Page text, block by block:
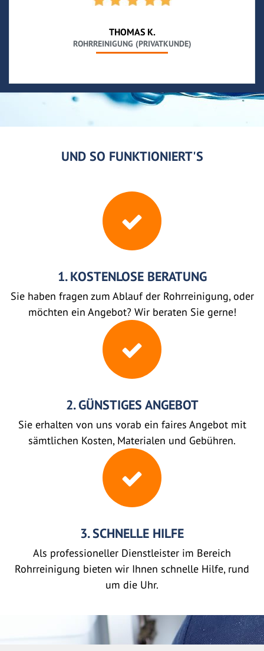
THOMAS K.
ROHRREINIGUNG (PRIVATKUNDE)
UND SO FUNKTIONIERT'S
1. KOSTENLOSE BERATUNG
Sie haben fragen zum Ablauf der Rohrreinigung, oder
möchten ein Angebot? Wir beraten Sie gerne!
2. GÜNSTIGES ANGEBOT
Sie erhalten von uns vorab ein faires Angebot mit
sämtlichen Kosten, Materialen und Gebühren.
3. SCHNELLE HILFE
Als professioneller Dienstleister im Bereich
Rohrreinigung bieten wir Ihnen schnelle Hilfe, rund
um die Uhr.